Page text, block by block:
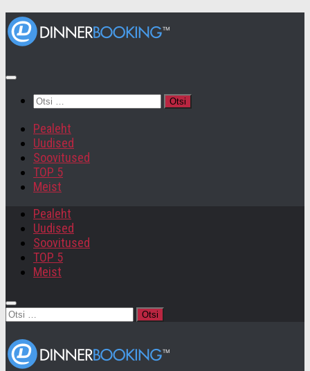
Otsi:
Pealeht
Uudised
Soovitused
TOP 5
Meist
Pealeht
Uudised
Soovitused
TOP 5
Meist
Otsi: